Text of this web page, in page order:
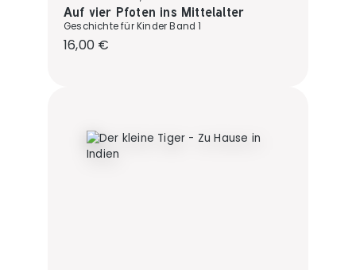
Auf vier Pfoten ins Mittelalter
Geschichte für Kinder Band 1
Regulärer Preis:
16,00 €